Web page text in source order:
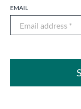
EMAIL